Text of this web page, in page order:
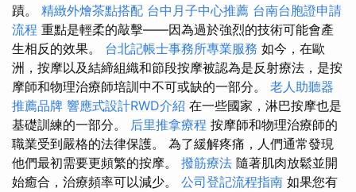
蹟。 精緻外燴茶點搭配 台中月子中心推薦 台南台胞證申請
流程 重點是輕柔的敲擊——因為過於強烈的技術可能會產
生相反的效果。 台北記帳士事務所專業服務 如今，在歐
洲，按摩以及結締組織和節段按摩被認為是反射療法，是按
摩師和物理治療師培訓中不可或缺的一部分。 老人助聽器
推薦品牌 響應式設計RWD介紹 在一些國家，淋巴按摩也是
基礎訓練的一部分。 后里推拿療程 按摩師和物理治療師的
職業受到嚴格的法律保護。 為了緩解疼痛，人們通常發現
他們最初需要更頻繁的按摩。 撥筋療法 隨著肌肉放鬆並開
始癒合，治療頻率可以減少。 公司登記流程指南 如果您有